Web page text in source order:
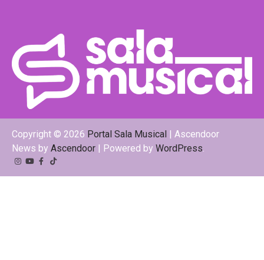
Copyright © 2026 Portal Sala Musical
| Ascendoor
News by Ascendoor | Powered by WordPress.
Instagram
YouTube
Facebook
Tiktok